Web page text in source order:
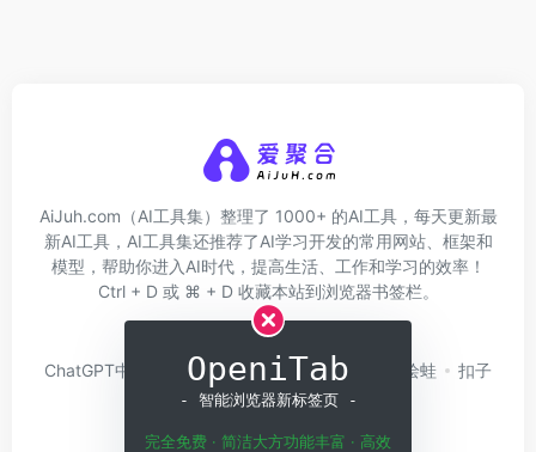
AiJuh.com（AI工具集）整理了 1000+ 的AI工具，每天更新最
新AI工具，AI工具集还推荐了AI学习开发的常用网站、框架和
模型，帮助你进入AI时代，提高生活、工作和学习的效率！
Ctrl + D 或 ⌘ + D 收藏本站到浏览器书签栏。
ChatGPT中文版
问小白 硅基流动 Trae 绘蛙
扣子
Coze
白日梦AI
OpeniTab
- 智能浏览器新标签页 -
完全免费 · 简洁大方功能丰富 · 高效